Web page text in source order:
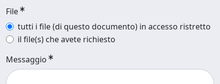
File
tutti i file (di questo documento) in accesso ristretto
il file(s) che avete richiesto
Messaggio